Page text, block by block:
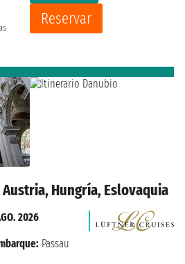
Reservar
Hungría, Eslovaquia
2026
Passau